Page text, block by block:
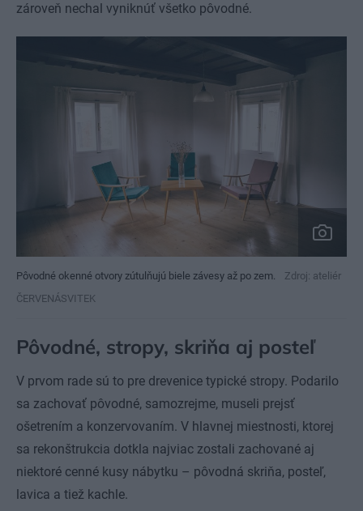
zároveň nechal vyniknúť všetko pôvodné.
Pôvodné okenné otvory zútulňujú biele závesy až po zem.
Zdroj: ateliér
ČERVENÁSVITEK
Pôvodné, stropy, skriňa aj posteľ
V prvom rade sú to pre drevenice typické stropy. Podarilo
sa zachovať pôvodné, samozrejme, museli prejsť
ošetrením a konzervovaním. V hlavnej miestnosti, ktorej
sa rekonštrukcia dotkla najviac zostali zachované aj
niektoré cenné kusy nábytku – pôvodná skriňa, posteľ,
lavica a tiež kachle.